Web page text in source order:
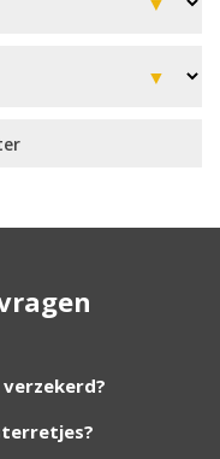
van
dat wij deze wel